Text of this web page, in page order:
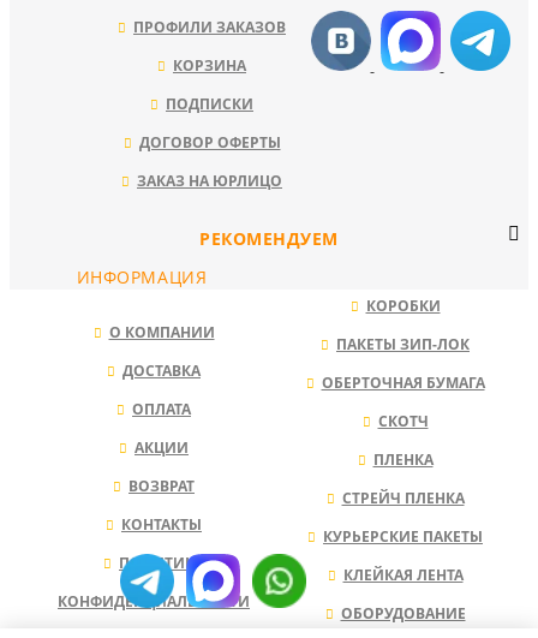
ПРОФИЛИ ЗАКАЗОВ
КОРЗИНА
ПОДПИСКИ
ДОГОВОР ОФЕРТЫ
ЗАКАЗ НА ЮРЛИЦО
РЕКОМЕНДУЕМ
КОРОБКИ
ПАКЕТЫ ЗИП-ЛОК
ОБЕРТОЧНАЯ БУМАГА
СКОТЧ
ПЛЕНКА
СТРЕЙЧ ПЛЕНКА
КУРЬЕРСКИЕ ПАКЕТЫ
КЛЕЙКАЯ ЛЕНТА
ОБОРУДОВАНИЕ
ИНФОРМАЦИЯ
О КОМПАНИИ
ДОСТАВКА
ОПЛАТА
АКЦИИ
ВОЗВРАТ
КОНТАКТЫ
ПОЛИТИКА
КОНФИДЕНЦИАЛЬНОСТИ